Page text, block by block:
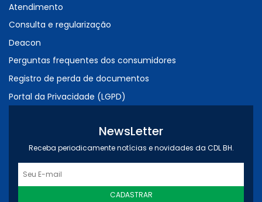
Atendimento
Consulta e regularização
Deacon
Perguntas frequentes dos consumidores
Registro de perda de documentos
Portal da Privacidade (LGPD)
NewsLetter
Receba periodicamente notícias e novidades da CDL BH.
CADASTRAR